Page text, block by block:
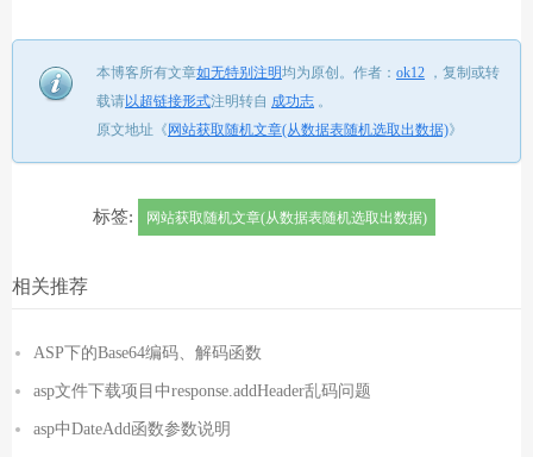
本博客所有文章如无特别注明均为原创。 作者： ok12 ， 复制或转
载请以超链接形式注明转自 成功志 。
原文地址《 网站获取随机文章(从数据表随机选取出数据)》
标签: 网站获取随机文章(从数据表随机选取出数据)
相关推荐
ASP下的Base64编码、解码函数
asp文件下载项目中response.addHeader乱码问题
asp中DateAdd函数参数说明